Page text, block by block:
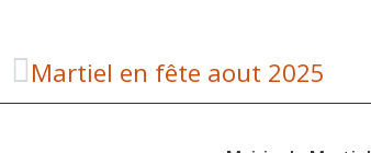
Martiel en fête aout 2025